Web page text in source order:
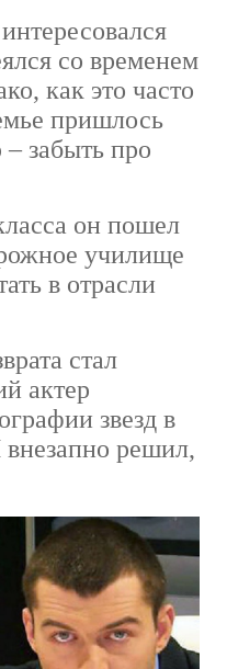
со временем
как это часто
пришлось
– забыть про
он пошел
училище
в отрасли
стал
актер
звезд в
внезапно решил,